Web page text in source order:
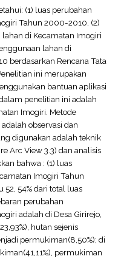
(1) luas perubahan
Tahun 2000-2010, (2)
di Kecamatan Imogiri
lahan di
berdasarkan Rencana Tata
ini merupakan
bantuan aplikasi
penelitian ini adalah
Imogiri. Metode
observasi dan
digunakan adalah teknik
Arc View 3.3) dan analisis
bahwa : (1) luas
Imogiri Tahun
54% dari total luas
perubahan
adalah di Desa Girirejo,
hutan sejenis
permukiman(8,50%); di
permukiman